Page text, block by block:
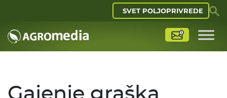
SVET POLJOPRIVREDE
Gajenje graška